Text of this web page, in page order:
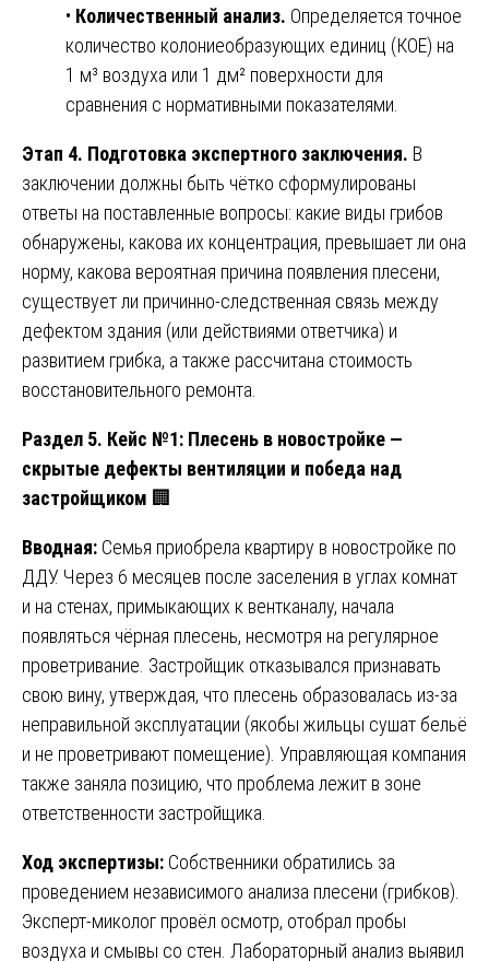
• Количественный анализ. Определяется точное
количество колониеобразующих единиц (КОЕ) на
1 м³ воздуха или 1 дм² поверхности для
сравнения с нормативными показателями.
Этап 4. Подготовка экспертного заключения. В
заключении должны быть чётко сформулированы
ответы на поставленные вопросы: какие виды грибов
обнаружены, какова их концентрация, превышает ли она
норму, какова вероятная причина появления плесени,
существует ли причинно-следственная связь между
дефектом здания (или действиями ответчика) и
развитием грибка, а также рассчитана стоимость
восстановительного ремонта.
Раздел 5. Кейс №1: Плесень в новостройке —
скрытые дефекты вентиляции и победа над
застройщиком 🏢
Вводная: Семья приобрела квартиру в новостройке по
ДДУ. Через 6 месяцев после заселения в углах комнат
и на стенах, примыкающих к вентканалу, начала
появляться чёрная плесень, несмотря на регулярное
проветривание. Застройщик отказывался признавать
свою вину, утверждая, что плесень образовалась из-за
неправильной эксплуатации (якобы жильцы сушат бельё
и не проветривают помещение). Управляющая компания
также заняла позицию, что проблема лежит в зоне
ответственности застройщика.
Ход экспертизы: Собственники обратились за
проведением независимого анализа плесени (грибков).
Эксперт-миколог провёл осмотр, отобрал пробы
воздуха и смывы со стен. Лабораторный анализ выявил